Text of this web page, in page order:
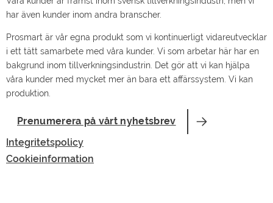
har även kunder inom andra branscher.
Prosmart är vår egna produkt som vi kontinuerligt vidareutvecklar
i ett tätt samarbete med våra kunder. Vi som arbetar här har en
bakgrund inom tillverkningsindustrin. Det gör att vi kan hjälpa
våra kunder med mycket mer än bara ett affärssystem. Vi kan
produktion.
Prenumerera på vårt nyhetsbrev
Integritetspolicy
Cookieinformation